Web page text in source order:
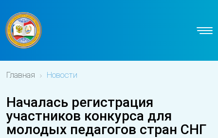
Главная Новости
Началась регистрация
участников конкурса для
молодых педагогов стран СНГ